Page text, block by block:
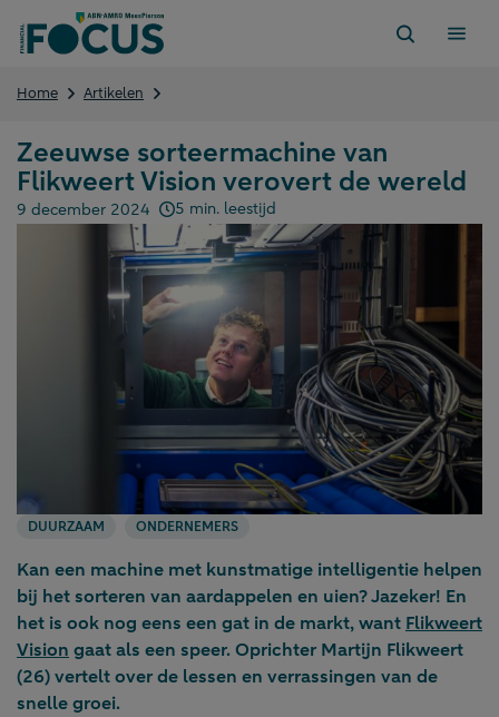
naar
Home Artikelen
Flikweert
Vision
verovert
de
wereld
Zeeuwse sorteermachine van
Flikweert Vision verovert de wereld
Gepubliceerd op:
9 december 2024 5 min. leestijd
DUURZAAM ONDERNEMERS
Kan een machine met kunstmatige intelligentie helpen
bij het sorteren van aardappelen en uien? Jazeker! En
het is ook nog eens een gat in de markt, want Flikweert
Vision gaat als een speer. Oprichter Martijn Flikweert
(26) vertelt over de lessen en verrassingen van de
snelle groei.